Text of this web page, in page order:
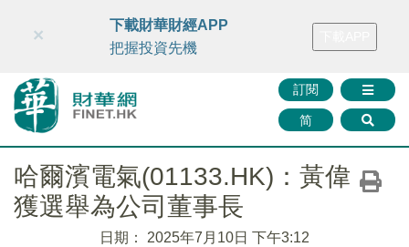
財華智庫網 FINTV FINMETA 財華證券 媒體矩陣
訂閱
简
×
下載財華財經APP
把握投資先機
哈爾濱電氣(01133.HK)：黃偉
獲選舉為公司董事長
日期： 2025年7月10日 下午3:12